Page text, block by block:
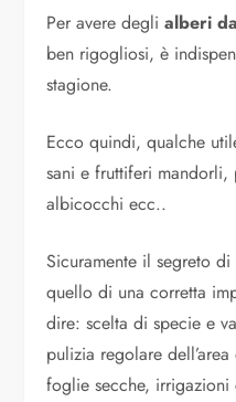
Per avere degli alberi
ben rigogliosi, è
stagione.
Ecco quindi, qualche
sani e fruttiferi
albicocchi ecc..
Sicuramente il segreto di
quello di una corretta
dire: scelta di specie e
pulizia regolare
foglie secche,